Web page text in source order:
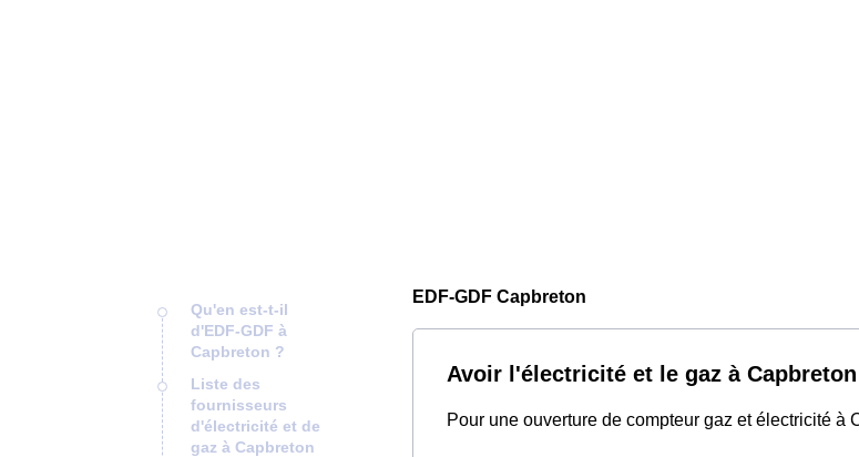
Qu'en est-t-il
d'EDF-GDF à
Capbreton ?
Liste des
fournisseurs
d'électricité et de
gaz à Capbreton
EDF-GDF Capbreton
Avoir l'électricité et le gaz à Capbreton
Pour une ouverture de compteur gaz et électricité à